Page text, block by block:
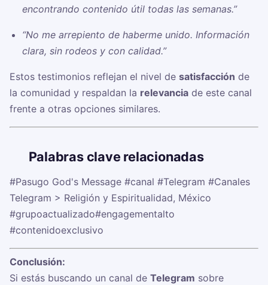
encontrando contenido útil todas las semanas.”
“No me arrepiento de haberme unido. Información
clara, sin rodeos y con calidad.”
Estos testimonios reflejan el nivel de satisfacción de
la comunidad y respaldan la relevancia de este canal
frente a otras opciones similares.
Palabras clave relacionadas
#Pasugo God's Message #canal #Telegram #Canales
Telegram > Religión y Espiritualidad, México
#grupoactualizado#engagementalto
#contenidoexclusivo
Conclusión:
Si estás buscando un canal de Telegram sobre